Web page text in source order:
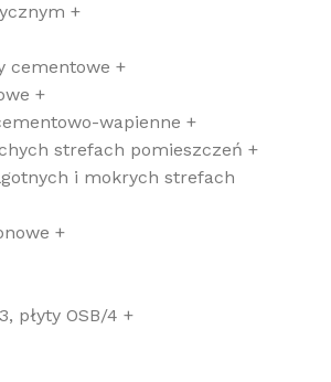
+
cementowe +
+
wapienne +
strefach pomieszczeń +
i mokrych strefach
+
płyty OSB/4 +